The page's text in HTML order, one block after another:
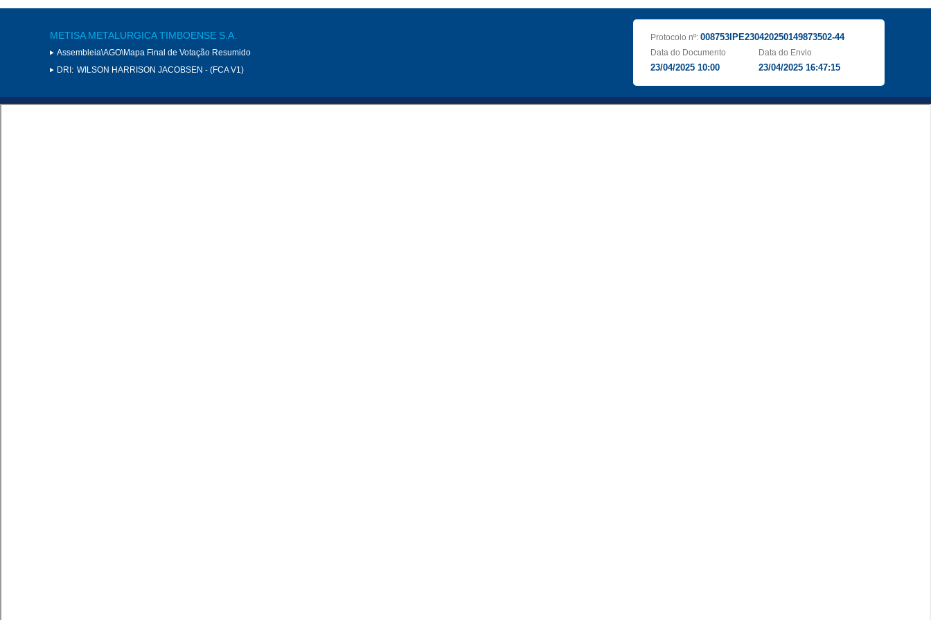
METISA METALURGICA TIMBOENSE S.A.
Assembleia\AGO\Mapa Final de Votação Resumido
DRI: WILSON HARRISON JACOBSEN - (FCA V1)
Protocolo nº: 008753IPE230420250149873502-44
Data do Documento
23/04/2025 10:00
Data do Envio
23/04/2025 16:47:15